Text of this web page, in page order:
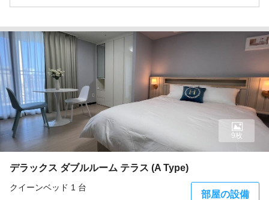
デラックス ダブルルーム テラス (A Type)
クイーンベッド 1 台
部屋の設備
9枚